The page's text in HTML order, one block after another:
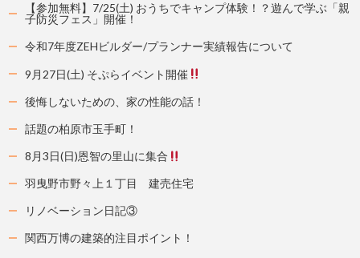
【参加無料】7/25(土) おうちでキャンプ体験！？遊んで学ぶ「親
子防災フェス」開催！
令和7年度ZEHビルダー/プランナー実績報告について
9月27日(土) そぷらイベント開催
後悔しないための、家の性能の話！
話題の柏原市玉手町！
8月3日(日)恩智の里山に集合
羽曳野市野々上１丁目 建売住宅
リノベーション日記③
関西万博の建築的注目ポイント！